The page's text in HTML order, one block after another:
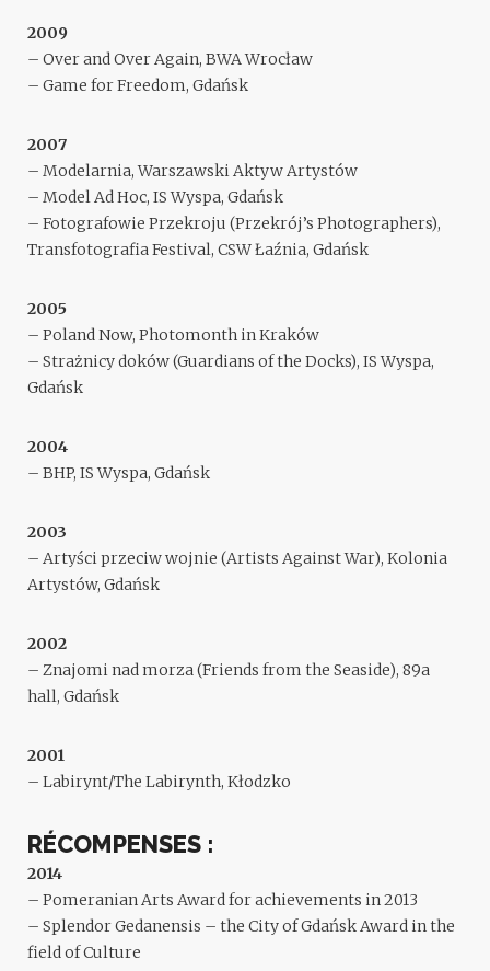
2009
– Over and Over Again, BWA Wrocław
– Game for Freedom, Gdańsk
2007
– Modelarnia, Warszawski Aktyw Artystów
– Model Ad Hoc, IS Wyspa, Gdańsk
– Fotografowie Przekroju (Przekrój’s Photographers),
Transfotografia Festival, CSW Łaźnia, Gdańsk
2005
– Poland Now, Photomonth in Kraków
– Strażnicy doków (Guardians of the Docks), IS Wyspa,
Gdańsk
2004
– BHP, IS Wyspa, Gdańsk
2003
– Artyści przeciw wojnie (Artists Against War), Kolonia
Artystów, Gdańsk
2002
– Znajomi nad morza (Friends from the Seaside), 89a
hall, Gdańsk
2001
– Labirynt/The Labirynth, Kłodzko
RÉCOMPENSES :
2014
– Pomeranian Arts Award for achievements in 2013
– Splendor Gedanensis – the City of Gdańsk Award in the
field of Culture